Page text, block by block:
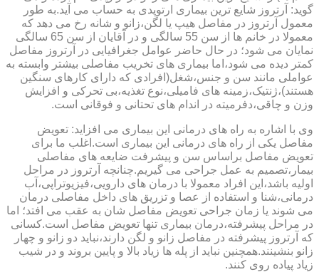
گوید: آرتروز شایع ترین بیماری ارتوپدی به حساب می آید.به طور
معمول آرتروز در مفاصل هیپ یا لگن،زانو و شانه رخ می دهد که
معمولا در خانم ها از سن 55 سالگی و در آقایان از سن 65 سالگی
نمایان می شود؛ در حال حاضر عوامل جغرافیایی در آرتروز مفاصل
کمتر دیده می شود،اما بیماری های تخریب مفاصلی بیشتر وابسته به
عواملی مانند سن و جنس،شغل(افرادی که دارای کارهای سنگین
هستند)،ژنتیک،زمینه های فامیلی،نوع تغذیه،بی تحرکی و افزایش
وزن و چاقی،دفرمیته در اندام های تحتانی و فوقانی است.
وی با اشاره به راه های درمانی این بیماری می افزاید: تعویض
مفاصل یکی از راه های درمانی این بیماری است.اغلب ما برای
تعویض مفاصل براساس سن و پیشرفت ضایعه های مفاصلی
بیمار،تصمیم به عمل جراحی می گیریم.چنانچه آرتروز در مراحل
اولیه باشد،این افراد معمولا با درمان های دارویی،فیزیوتراپی،آب
درمانی،شنا و استفاده از عصا و تزریق های داخل مفاصلی درمان
می شوند یا زمان جراحی تعویض مفاصل شان به عقب می افتد؛ اما
در مراحل پیشرفته،درمان بیماری تنها تعویض مفاصل است.کسانی
که آرتروز پیشرفته در مفاصل زانو و لگن دارند،نباید دو زانو و چهار
زانو بنشینند.همچنین نباید از پله ها زیاد بالا و پایین بروند و در شیب
زیاد پیاده روی کنند.